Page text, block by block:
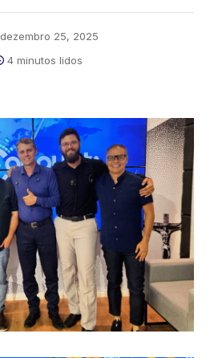
dezembro 25, 2025
4 minutos lidos